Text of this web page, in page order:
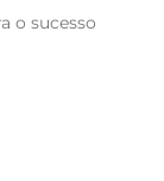
o sucesso